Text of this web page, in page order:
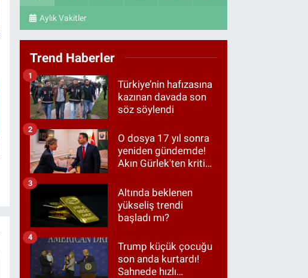
Aylık Vakitler
Trend Haberler
Türkiye’nin hafızasına
kazınan davada son
söz söylendi
1
O dosya 17 yıl sonra
yeniden gündemde!
Akın Gürlek'ten kritik
2
Altında beklenen
yükseliş trendi
başladı mı?
3
Trump küçük çocuğu
son anda kurtardı!
Sahnede hızlı
4